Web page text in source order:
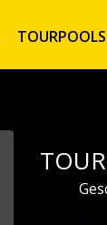
TOURPOOLS